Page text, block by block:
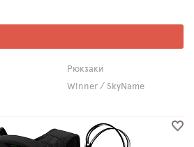
Рюкзаки
Winner / SkyName